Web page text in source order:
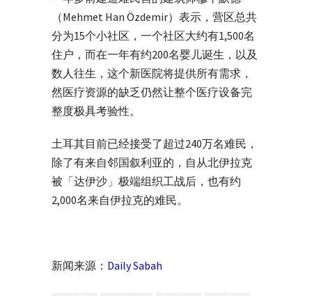
（Mehmet Han Özdemir）表示，营区总共
分为15个小社区，一个社区大约有1,500名
住户，而在一年有约200名婴儿诞生，以及
数人往生，这个新医院将提供所有需求，
然医疗资源的缺乏仍然让整个医疗设备完
整度极具考验性。
土耳其目前已经接受了超过240万名难民，
除了有来自邻国叙利亚的，自从北伊拉克
被「达伊沙」极端组织工战后，也有约
2,000名来自伊拉克的难民。
新闻来源： Daily Sabah